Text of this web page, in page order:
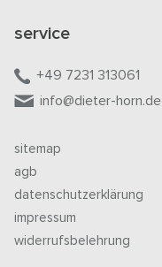
service
+49 7231 313061
info@dieter-horn.de
sitemap
agb
datenschutzerklärung
impressum
widerrufsbelehrung